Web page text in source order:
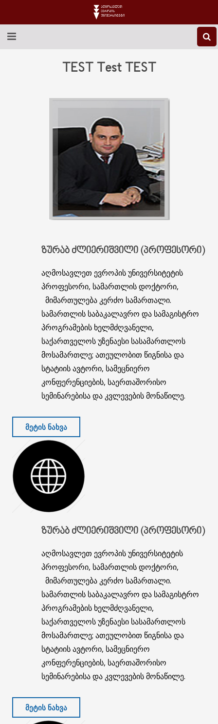
ᲡᲐᲔᲠᲗᲐᲨᲝᲠᲘᲡᲝ
TEST Test TEST
ᲖᲣᲠᲐᲑ ᲫᲚᲘᲔᲠᲘᲨᲕᲘᲚᲘ (ᲞᲠᲝᲤᲔᲡᲝᲠᲘ)
აღმოსავლეთ ევროპის უნივერსიტეტის
პროფესორი, სამართლის დოქტორი,
მიმართულება კერძო სამართალი.
სამართლის საბაკალავრო და სამაგისტრო
პროგრამების ხელმძღვანელი,
საქართველოს უზენაესი სასამართლოს
მოსამართლე; ათეულობით წიგნისა და
სტატიის ავტორი, სამეცნიერო
კონფერენციების, საერთაშორისო
სემინარებისა და კვლევების მონაწილე.
ᲛᲔᲢᲘᲡ ᲜᲐᲮᲕᲐ
ᲖᲣᲠᲐᲑ ᲫᲚᲘᲔᲠᲘᲨᲕᲘᲚᲘ (ᲞᲠᲝᲤᲔᲡᲝᲠᲘ)
აღმოსავლეთ ევროპის უნივერსიტეტის
პროფესორი, სამართლის დოქტორი,
მიმართულება კერძო სამართალი.
სამართლის საბაკალავრო და სამაგისტრო
პროგრამების ხელმძღვანელი,
საქართველოს უზენაესი სასამართლოს
მოსამართლე; ათეულობით წიგნისა და
სტატიის ავტორი, სამეცნიერო
კონფერენციების, საერთაშორისო
სემინარებისა და კვლევების მონაწილე.
ᲛᲔᲢᲘᲡ ᲜᲐᲮᲕᲐ